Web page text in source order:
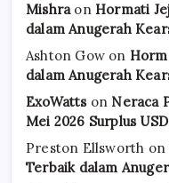
Mishraon Hormati
dalam Anugerah
Ashton Gow on
dalam Anugerah
ExoWattson Neraca
Mei 2026 Surplus USD
Preston Ellsworth on
Terbaik dalam